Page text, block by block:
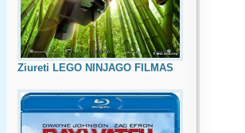
Ziureti LEGO NINJAGO FILMAS